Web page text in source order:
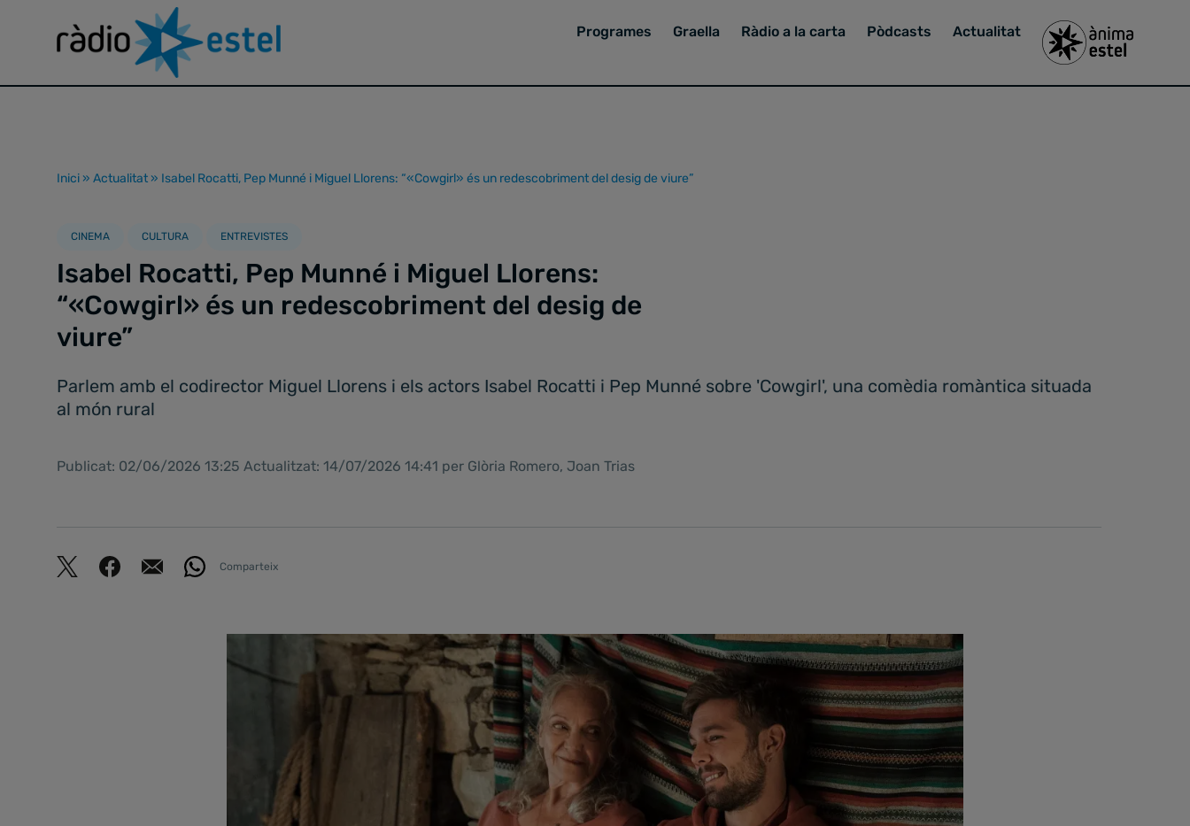
Programes Graella Ràdio a la carta Pòdcasts Actualitat
Inici » Actualitat » Isabel Rocatti, Pep Munné i Miguel Llorens: “«Cowgirl» és un redescobriment del desig de viure”
CINEMA CULTURA ENTREVISTES
Isabel Rocatti, Pep Munné i Miguel Llorens:
“«Cowgirl» és un redescobriment del desig de
viure”
Parlem amb el codirector Miguel Llorens i els actors Isabel Rocatti i Pep Munné sobre 'Cowgirl', una comèdia romàntica situada
al món rural
Publicat: 02/06/2026 13:25 Actualitzat: 14/07/2026 14:41 per Glòria Romero, Joan Trias
Comparteix